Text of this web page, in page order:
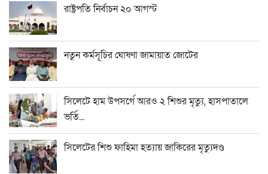
রাষ্ট্রপতি নির্বাচন ২০ আগস্ট
নতুন কর্মসূচির ঘোষণা জামায়াত জোটের
সিলেটে হাম উপসর্গে আরও ২ শিশুর মৃত্যু, হাসপাতালে
ভর্তি...
সিলেটের শিশু ফাহিমা হত্যায় জাকিরের মৃত্যুদণ্ড